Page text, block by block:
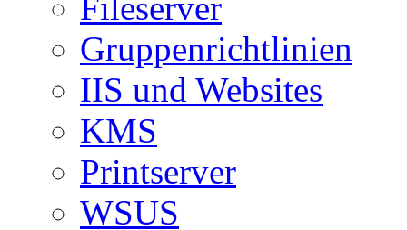
Gruppenrichtlinien
IIS und Websites
KMS
Printserver
WSUS